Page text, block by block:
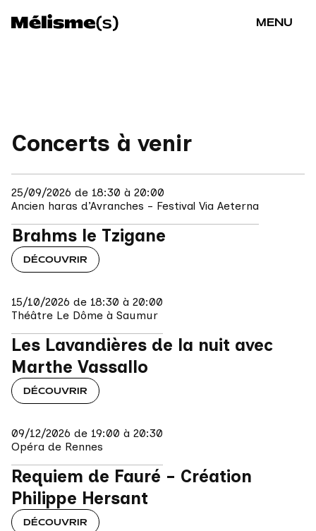
MENU
Concerts à venir
25/09/2026 de 18:30 à 20:00
Ancien haras d’Avranches - Festival Via Aeterna
Brahms le Tzigane
DÉCOUVRIR
15/10/2026 de 18:30 à 20:00
Théâtre Le Dôme à Saumur
Les Lavandières de la nuit avec
Marthe Vassallo
DÉCOUVRIR
09/12/2026 de 19:00 à 20:30
Opéra de Rennes
Requiem de Fauré - Création
Philippe Hersant
DÉCOUVRIR